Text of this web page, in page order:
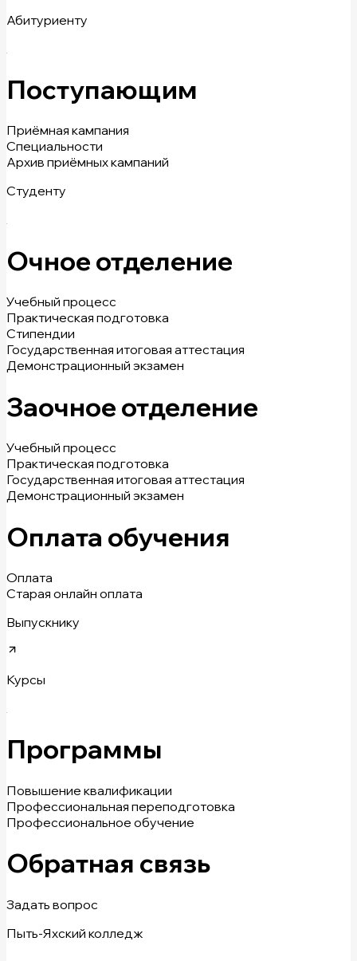
Абитуриенту
Поступающим
Приёмная кампания
Специальности
Архив приёмных кампаний
Студенту
Очное отделение
Учебный процесс
Практическая подготовка
Стипендии
Государственная итоговая аттестация
Демонстрационный экзамен
Заочное отделение
Учебный процесс
Практическая подготовка
Государственная итоговая аттестация
Демонстрационный экзамен
Оплата обучения
Оплата
Старая онлайн оплата
Выпускнику
Курсы
Программы
Повышение квалификации
Профессиональная переподготовка
Профессиональное обучение
Обратная связь
Задать вопрос
Пыть-Яхский колледж